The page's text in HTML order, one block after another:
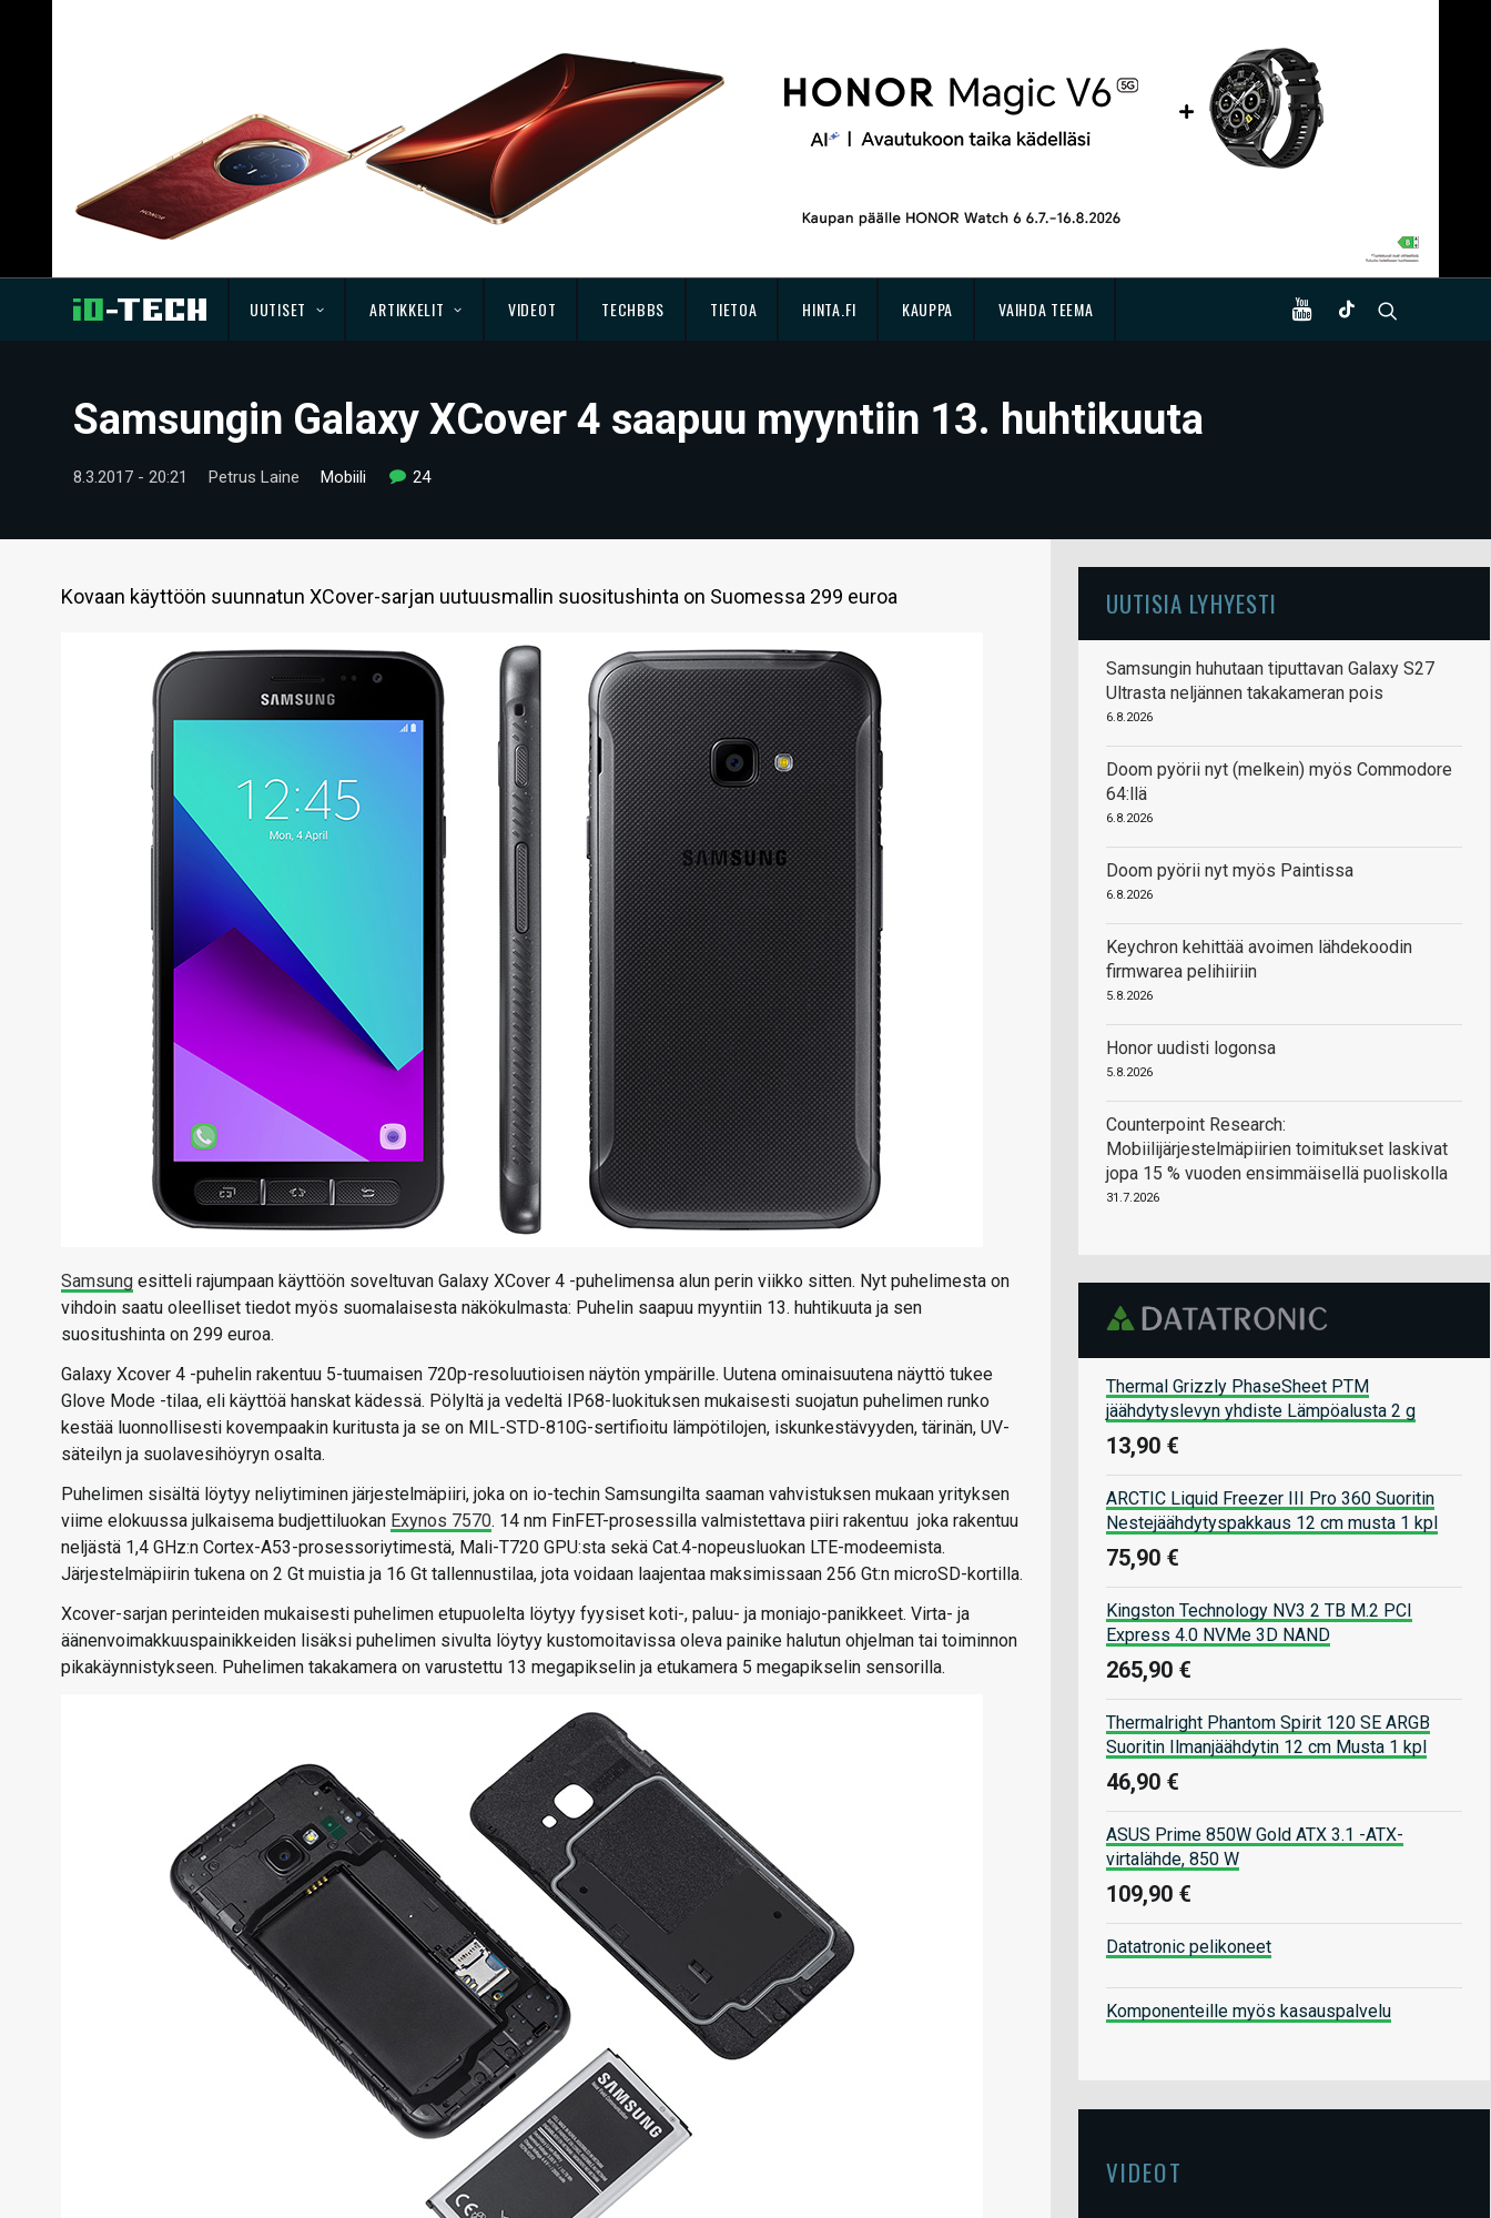
UUTISET ARTIKKELIT VIDEOT TECHBBS TIETOA HINTA.FI KAUPPA VAIHDA TEEMA
Samsungin Galaxy XCover 4 saapuu myyntiin 13. huhtikuuta
8.3.2017 - 20:21 Petrus Laine Mobiili 24
Kovaan käyttöön suunnatun XCover-sarjan uutuusmallin suositushinta on Suomessa 299 euroa
Samsung esitteli rajumpaan käyttöön soveltuvan Galaxy XCover 4 -puhelimensa alun perin viikko sitten. Nyt puhelimesta on
vihdoin saatu oleelliset tiedot myös suomalaisesta näkökulmasta: Puhelin saapuu myyntiin 13. huhtikuuta ja sen
suositushinta on 299 euroa.
Galaxy Xcover 4 -puhelin rakentuu 5-tuumaisen 720p-resoluutioisen näytön ympärille. Uutena ominaisuutena näyttö tukee
Glove Mode -tilaa, eli käyttöä hanskat kädessä. Pölyltä ja vedeltä IP68-luokituksen mukaisesti suojatun puhelimen runko
kestää luonnollisesti kovempaakin kuritusta ja se on MIL-STD-810G-sertifioitu lämpötilojen, iskunkestävyyden, tärinän, UV-
säteilyn ja suolavesihöyryn osalta.
Puhelimen sisältä löytyy neliytiminen järjestelmäpiiri, joka on io-techin Samsungilta saaman vahvistuksen mukaan yrityksen
viime elokuussa julkaisema budjettiluokan Exynos 7570. 14 nm FinFET-prosessilla valmistettava piiri rakentuu joka rakentuu
neljästä 1,4 GHz:n Cortex-A53-prosessoriytimestä, Mali-T720 GPU:sta sekä Cat.4-nopeusluokan LTE-modeemista.
Järjestelmäpiirin tukena on 2 Gt muistia ja 16 Gt tallennustilaa, jota voidaan laajentaa maksimissaan 256 Gt:n microSD-kortilla.
Xcover-sarjan perinteiden mukaisesti puhelimen etupuolelta löytyy fyysiset koti-, paluu- ja moniajo-panikkeet. Virta- ja
äänenvoimakkuuspainikkeiden lisäksi puhelimen sivulta löytyy kustomoitavissa oleva painike halutun ohjelman tai toiminnon
pikakäynnistykseen. Puhelimen takakamera on varustettu 13 megapikselin ja etukamera 5 megapikselin sensorilla.
UUTISIA LYHYESTI
Samsungin huhutaan tiputtavan Galaxy S27
Ultrasta neljännen takakameran pois
6.8.2026
Doom pyörii nyt (melkein) myös Commodore
64:llä
6.8.2026
Doom pyörii nyt myös Paintissa
6.8.2026
Keychron kehittää avoimen lähdekoodin
firmwarea pelihiiriin
5.8.2026
Honor uudisti logonsa
5.8.2026
Counterpoint Research:
Mobiilijärjestelmäpiirien toimitukset laskivat
jopa 15 % vuoden ensimmäisellä puoliskolla
31.7.2026
Thermal Grizzly PhaseSheet PTM
jäähdytyslevyn yhdiste Lämpöalusta 2 g
13,90 €
ARCTIC Liquid Freezer III Pro 360 Suoritin
Nestejäähdytyspakkaus 12 cm musta 1 kpl
75,90 €
Kingston Technology NV3 2 TB M.2 PCI
Express 4.0 NVMe 3D NAND
265,90 €
Thermalright Phantom Spirit 120 SE ARGB
Suoritin Ilmanjäähdytin 12 cm Musta 1 kpl
46,90 €
ASUS Prime 850W Gold ATX 3.1 -ATX-
virtalähde, 850 W
109,90 €
Datatronic pelikoneet
Komponenteille myös kasauspalvelu
VIDEOT